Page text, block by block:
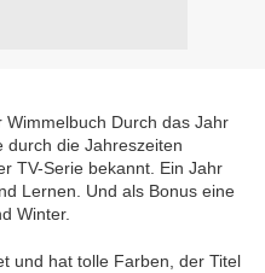
Durch das Jahr
durch die Jahreszeiten
TV-Serie bekannt. Ein Jahr
Lernen. Und als Bonus eine
Winter.
und hat tolle Farben, der Titel